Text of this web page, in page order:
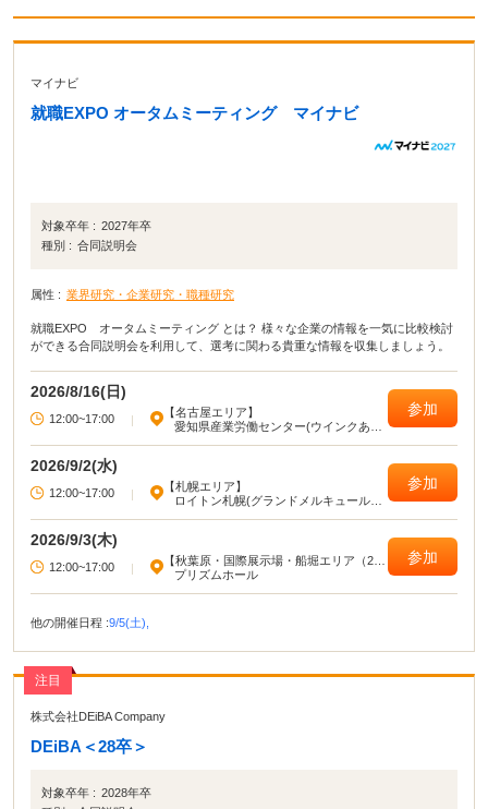
マイナビ
就職EXPO オータムミーティング マイナビ
対象卒年 : 2027年卒
種別 : 合同説明会
属性 : 業界研究・企業研究・職種研究
就職EXPO オータムミーティング とは？ 様々な企業の情報を一気に比較検討
ができる合同説明会を利用して、選考に関わる貴重な情報を収集しましょう。
2026/8/16(日)
12:00~17:00 |
【名古屋エリア】
愛知県産業労働センター(ウインクあい
参加
2026/9/2(水)
12:00~17:00 |
【札幌エリア】
ロイトン札幌(グランドメルキュール札
参加
2026/9/3(木)
12:00~17:00 |
【秋葉原・国際展示場・船堀エリア（23
区東部）】
プリズムホール
参加
他の開催日程 :9/5(土),
注目
株式会社DEiBA Company
DEiBA＜28卒＞
対象卒年 : 2028年卒